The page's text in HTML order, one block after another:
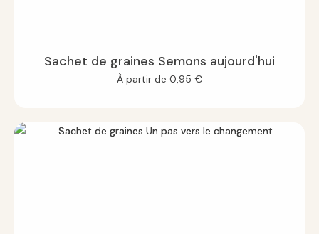
Sachet de graines Semons aujourd'hui
À partir de 0,95 €